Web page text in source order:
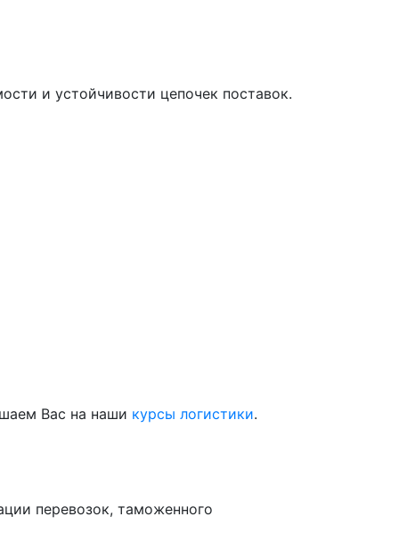
и устойчивости цепочек поставок.
Вас на наши курсы логистики.
перевозок, таможенного